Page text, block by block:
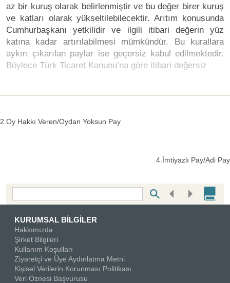
az bir kuruş olarak belirlenmiştir ve bu değer birer kuruş
ve katları olarak yükseltilebilecektir. Arıtım konusunda
Cumhurbaşkanı yetkilidir ve ilgili itibari değerin yüz
katına kadar artırılabilmesi mümkündür. Bu kurallara
aykırı çıkarılan paylar ise geçersiz kabul edilmektedir.
Böylece Türk Ticaret Kanunu’na göre itibari değersiz
2.Oy Hakkı Veren/Oydan Yoksun Pay
4.İmtiyazlı Pay/Adi Pay
Bottom Search Toolbar Highlight Text
KURUMSAL BİLGİLER
Hakkımızda
Şirket Bilgileri
Kullanım Koşulları
Ziyaretçi ve Üye Aydınlatma Metni
Kişisel Verilerin Korunması Politikası
Veri Öznesi Başvurusu